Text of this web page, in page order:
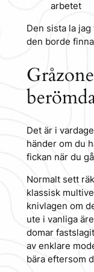
arbetet
Den sista la
den borde
Det är i
händer om du
fickan när du
Normalt sett
klassisk
knivlagen om
ute i vanliga
domar
av enklare
bära eftersom